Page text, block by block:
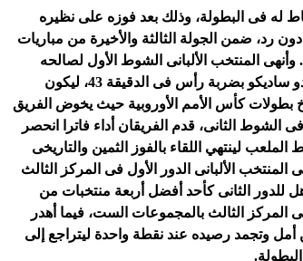
له فى البطولة، وذلك بعد فوزه على نظيره
رد، ضمن الجولة الثالثة والأخيرة من مباريات
الأولى فى "يورو 2016". وأنهى المنتخب الألبانى الشوط الأول لصالحه
بالهدف التاريخى الذى سجله أرماندو ساديكو بضربة رأس فى الدقيقة 43، ليكون
بطولات كأس الأمم الأوروبية حيث يخوض الفريق
الشوط الثانى، قدم الفريقان أداء فاترا انحصر
لينتهي اللقاء بالفوز الثمين والتاريخى
المنتخب الألبانى الدور الأول فى المركز الثالث
للدور الثانى كأحد أفضل أربعة منتخبات من
المركز الثالث بالمجموعات الست، فيما أهدر
أمل وتجمد رصيده عند نقطة واحدة ليتراجع إلى